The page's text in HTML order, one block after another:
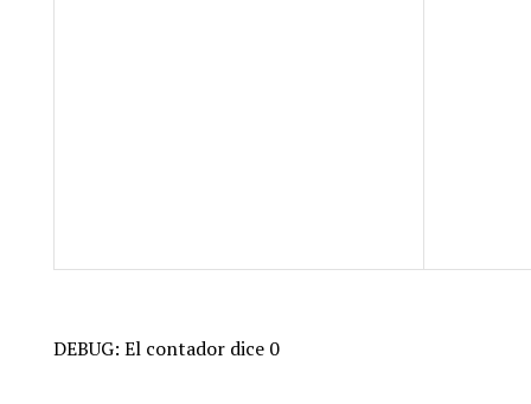
DEBUG: El contador dice 0